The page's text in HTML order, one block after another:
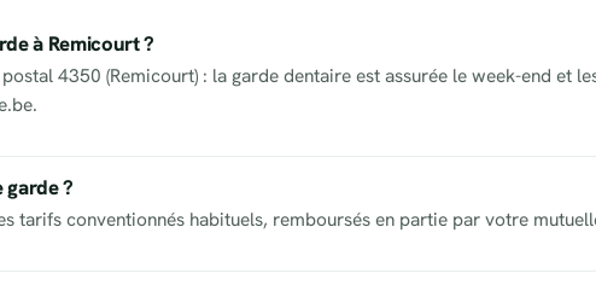
à Remicourt ?
4350 (Remicourt) : la garde dentaire est assurée le week-end et
?
tarifs conventionnés habituels, remboursés en partie par votre